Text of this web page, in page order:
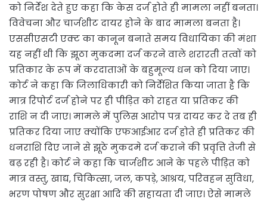
को निर्देश देते हुए कहा कि केस दर्ज होते ही मामला नहीं बनता।
विवेचना और चार्जशीट दायर होने के बाद मामला बनता है।
एससीएसटी एक्ट का कानून बनाते समय विधायिका की मंशा
यह नहीं थी कि झूठा मुकदमा दर्ज करने वाले शरारती तत्वों को
प्रतिकार के रूप में करदाताओं के बहुमूल्य धन को दिया जाए।
कोर्ट ने कहा कि जिलाधिकारी को निर्देशित किया जाता है कि
मात्र रिपोर्ट दर्ज होने पर ही पीड़ित को राहत या प्रतिकर की
राशि न दी जाए। मामले में पुलिस आरोप पत्र दायर कर दे तब ही
प्रतिकर दिया जाए क्योंकि एफआईआर दर्ज होते ही प्रतिकर की
धनराशि दिए जाने से झूठे मुकदमे दर्ज कराने की प्रवृत्ति तेजी से
बढ़ रही है। कोर्ट ने कहा कि चार्जशीट आने के पहले पीड़ित को
मात्र वस्तु, खाद्य, चिकित्सा, जल, कपड़े, आश्रय, परिवहन सुविधा,
भरण पोषण और सुरक्षा आदि की सहायता दी जाए। ऐसे मामले